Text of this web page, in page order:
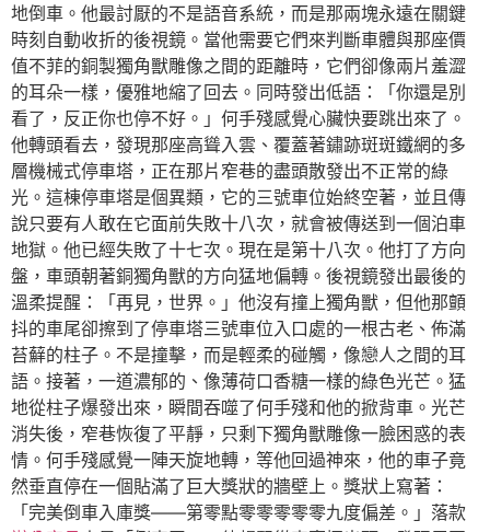
地倒車。他最討厭的不是語音系統，而是那兩塊永遠在關鍵
時刻自動收折的後視鏡。當他需要它們來判斷車體與那座價
值不菲的銅製獨角獸雕像之間的距離時，它們卻像兩片羞澀
的耳朵一樣，優雅地縮了回去。同時發出低語：「你還是別
看了，反正你也停不好。」何手殘感覺心臟快要跳出來了。
他轉頭看去，發現那座高聳入雲、覆蓋著鏽跡斑斑鐵網的多
層機械式停車塔，正在那片窄巷的盡頭散發出不正常的綠
光。這棟停車塔是個異類，它的三號車位始終空著，並且傳
說只要有人敢在它面前失敗十八次，就會被傳送到一個泊車
地獄。他已經失敗了十七次。現在是第十八次。他打了方向
盤，車頭朝著銅獨角獸的方向猛地偏轉。後視鏡發出最後的
溫柔提醒：「再見，世界。」他沒有撞上獨角獸，但他那顫
抖的車尾卻擦到了停車塔三號車位入口處的一根古老、佈滿
苔蘚的柱子。不是撞擊，而是輕柔的碰觸，像戀人之間的耳
語。接著，一道濃郁的、像薄荷口香糖一樣的綠色光芒。猛
地從柱子爆發出來，瞬間吞噬了何手殘和他的掀背車。光芒
消失後，窄巷恢復了平靜，只剩下獨角獸雕像一臉困惑的表
情。何手殘感覺一陣天旋地轉，等他回過神來，他的車子竟
然垂直停在一個貼滿了巨大獎狀的牆壁上。獎狀上寫著：
「完美倒車入庫獎——第零點零零零零零九度偏差。」落款